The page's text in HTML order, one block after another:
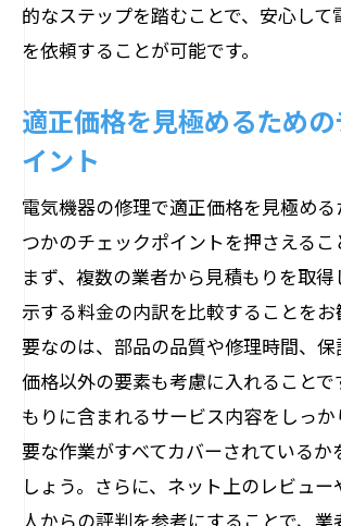
的なステップを踏むことで、安心し
を依頼することが可能です。
適正価格を見極めるため
イント
電気機器の修理で適正価格を見極める
つかのチェックポイントを押さえるこ
まず、複数の業者から見積もりを取
示する料金の内訳を比較することをお
要なのは、部品の品質や修理時間、保
価格以外の要素も考慮に入れることで
もりに含まれるサービス内容をしっ
要な作業がすべてカバーされているか
しょう。さらに、ネット上のレビュ
人からの評判を参考にすることで、